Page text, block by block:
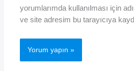
yorumlarımda kullanılması için
ve site adresim bu tarayıcıya